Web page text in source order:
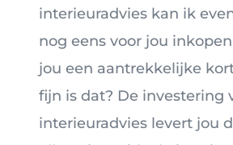
interieuradvies kan ik
nog eens voor jou
jou een aantrekkelijke
fijn is dat? De investering
interieuradvies levert jou